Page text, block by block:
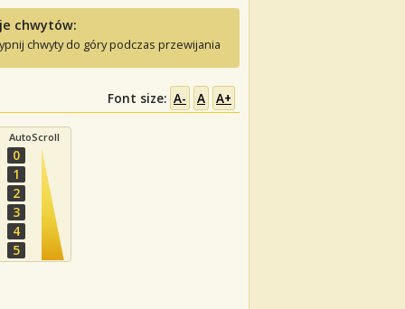
chwytów:
chwyty do góry podczas przewijania
Font size: A- A A+
AutoScroll
0
1
2
3
4
5